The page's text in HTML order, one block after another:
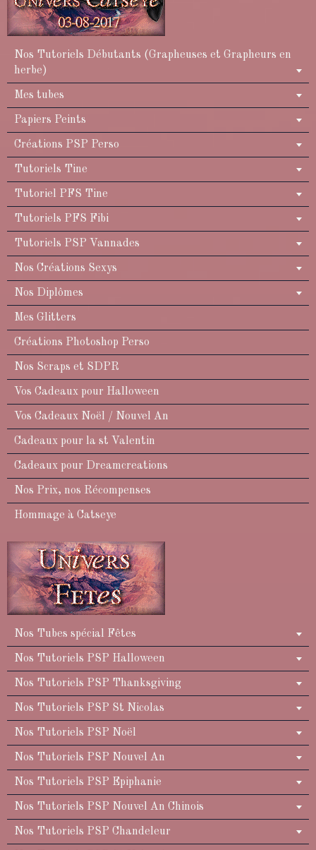
Nos Tutoriels Débutants (Grapheuses et Grapheurs en
herbe)
Mes tubes
Papiers Peints
Créations PSP Perso
Tutoriels Tine
Tutoriel PFS Tine
Tutoriels PFS Fibi
Tutoriels PSP Vannades
Nos Créations Sexys
Nos Diplômes
Mes Glitters
Créations Photoshop Perso
Nos Scraps et SDPR
Vos Cadeaux pour Halloween
Vos Cadeaux Noël / Nouvel An
Cadeaux pour la st Valentin
Cadeaux pour Dreamcreations
Nos Prix, nos Récompenses
Hommage à Catseye
Nos Tubes spécial Fêtes
Nos Tutoriels PSP Halloween
Nos Tutoriels PSP Thanksgiving
Nos Tutoriels PSP St Nicolas
Nos Tutoriels PSP Noël
Nos Tutoriels PSP Nouvel An
Nos Tutoriels PSP Epiphanie
Nos Tutoriels PSP Nouvel An Chinois
Nos Tutoriels PSP Chandeleur